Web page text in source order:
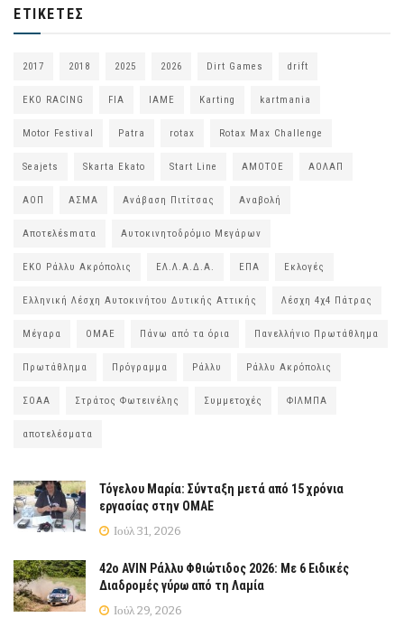
ΕΤΙΚΈΤΕΣ
2017 2018 2025 2026 Dirt Games drift
EKO RACING FIA IAME Karting kartmania
Motor Festival Patra rotax Rotax Max Challenge
Seajets Skarta Ekato Start Line ΑΜΟΤΟΕ ΑΟΛΑΠ
ΑΟΠ ΑΣΜΑ Ανάβαση Πιτίτσας Αναβολή
Αποτελέsmατα Αυτοκινητοδρόμιο Μεγάρων
ΕΚΟ Ράλλυ Ακρόπολις ΕΛ.Λ.Α.Δ.Α. ΕΠΑ Εκλογές
Ελληνική Λέσχη Αυτοκινήτου Δυτικής Αττικής Λέσχη 4χ4 Πάτρας
Μέγαρα ΟΜΑΕ Πάνω από τα όρια Πανελλήνιο Πρωτάθλημα
Πρωτάθλημα Πρόγραμμα Ράλλυ Ράλλυ Ακρόπολις
ΣΟΑΑ Στράτος Φωτεινέλης Συμμετοχές ΦΙΛΜΠΑ
αποτελέσματα
Τόγελου Μαρία: Σύνταξη μετά από 15 χρόνια
εργασίας στην ΟΜΑΕ
Ιούλ 31, 2026
42ο AVIN Ράλλυ Φθιώτιδος 2026: Με 6 Ειδικές
Διαδρομές γύρω από τη Λαμία
Ιούλ 29, 2026